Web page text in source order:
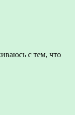
с тем, что